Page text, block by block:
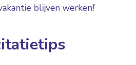
blijven werken!’